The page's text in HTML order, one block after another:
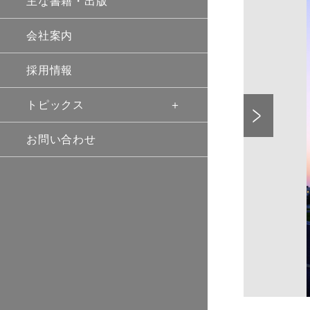
会社案内
採用情報
トピックス
お問い合わせ